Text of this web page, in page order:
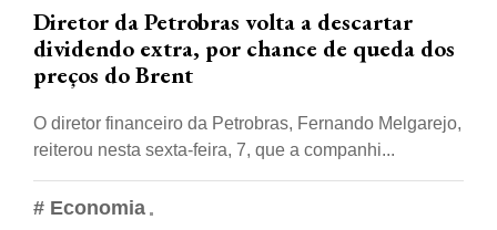
Diretor da Petrobras volta a descartar
dividendo extra, por chance de queda dos
preços do Brent
O diretor financeiro da Petrobras, Fernando Melgarejo,
reiterou nesta sexta-feira, 7, que a companhi...
# Economia